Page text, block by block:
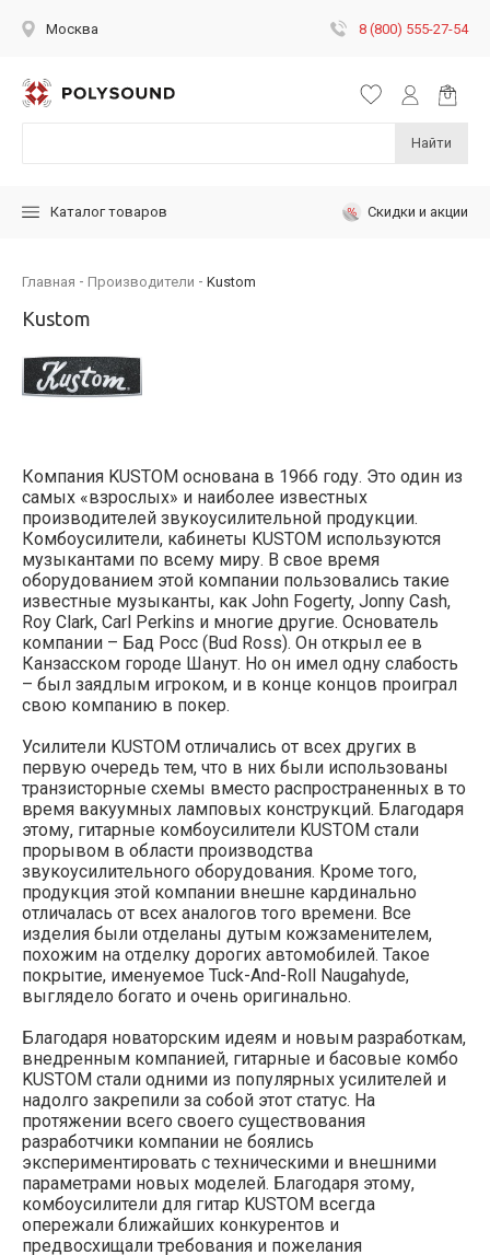
Москва 8 (800) 555-27-54
Найти
Каталог товаров Скидки и акции
Главная Производители Kustom
Kustom
Компания KUSTOM основана в 1966 году. Это один из
самых «взрослых» и наиболее известных
производителей звукоусилительной продукции.
Комбоусилители, кабинеты KUSTOM используются
музыкантами по всему миру. В свое время
оборудованием этой компании пользовались такие
известные музыканты, как John Fogerty, Jonny Cash,
Roy Clark, Carl Perkins и многие другие. Основатель
компании – Бад Росс (Bud Ross). Он открыл ее в
Канзасском городе Шанут. Но он имел одну слабость
– был заядлым игроком, и в конце концов проиграл
свою компанию в покер.
Усилители KUSTOM отличались от всех других в
первую очередь тем, что в них были использованы
транзисторные схемы вместо распространенных в то
время вакуумных ламповых конструкций. Благодаря
этому, гитарные комбоусилители KUSTOM стали
прорывом в области производства
звукоусилительного оборудования. Кроме того,
продукция этой компании внешне кардинально
отличалась от всех аналогов того времени. Все
изделия были отделаны дутым кожзаменителем,
похожим на отделку дорогих автомобилей. Такое
покрытие, именуемое Tuck-And-Roll Naugahyde,
выглядело богато и очень оригинально.
Благодаря новаторским идеям и новым разработкам,
внедренным компанией, гитарные и басовые комбо
KUSTOM стали одними из популярных усилителей и
надолго закрепили за собой этот статус. На
протяжении всего своего существования
разработчики компании не боялись
экспериментировать с техническими и внешними
параметрами новых моделей. Благодаря этому,
комбоусилители для гитар KUSTOM всегда
опережали ближайших конкурентов и
предвосхищали требования и пожелания